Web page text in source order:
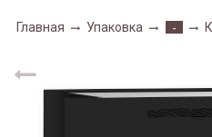
Главная Упаковка -